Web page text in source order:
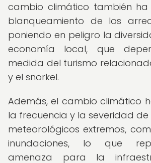
cambio climático también
blanqueamiento de los
poniendo en peligro la
economía local, que
medida del turismo
y el snorkel.
Además, el cambio climático
la frecuencia y la severidad
meteorológicos extremos,
inundaciones, lo que
amenaza para la